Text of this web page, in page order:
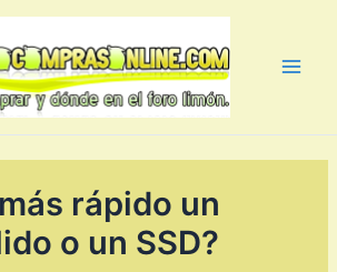
rápido un
o un SSD?